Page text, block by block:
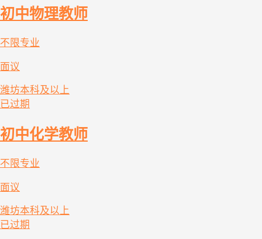
初中物理教师
不限专业
面议
潍坊本科及以上
已过期
初中化学教师
不限专业
面议
潍坊本科及以上
已过期